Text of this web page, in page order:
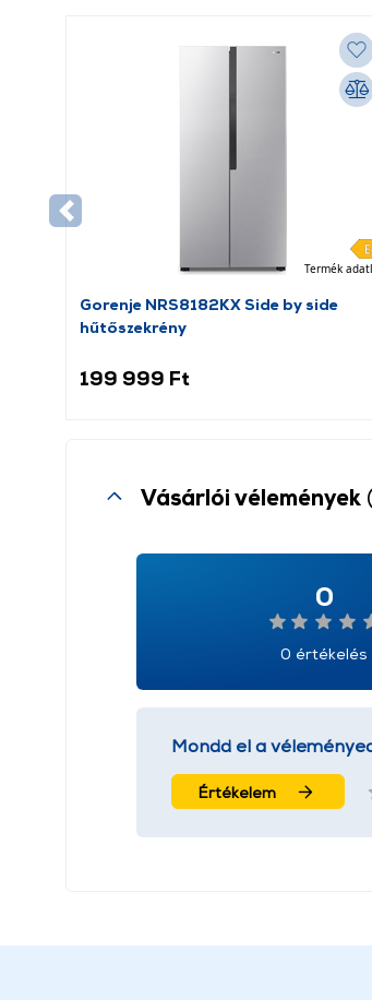
Termék
Gorenje NRS8182KX Side by side
hűtőszekrény
199 999 Ft
Vásárlói vélemények
0
0 értékelés
Mondd el a
Értékelem